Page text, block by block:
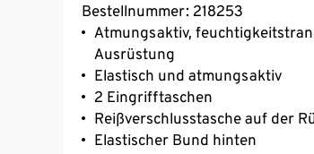
Bestellnummer: 218253
Atmungsaktiv,
Ausrüstung
Elastisch und atmungsaktiv
2 Eingrifftaschen
Reißverschlusstasche auf der
Elastischer Bund hinten